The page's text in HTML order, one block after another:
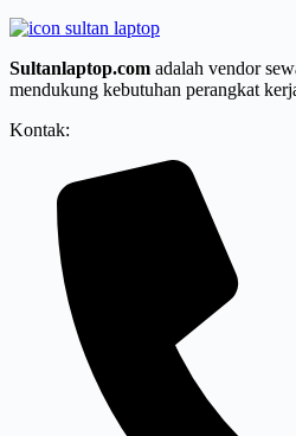
Sultanlaptop.com adalah vendor
mendukung kebutuhan perangkat
Kontak: